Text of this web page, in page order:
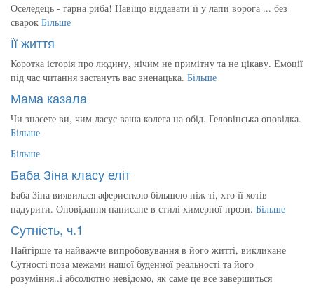
Оселедець - гарна риба! Навіщо віддавати її у лапи ворога ... без
сварок Більше
Її життя
Коротка історія про людину, нічим не примітну та не цікаву. Емоції
під час читання застануть вас зненацька. Більше
Мама казала
Чи знаєете ви, чим ласує ваша колега на обід. Геловінська оповідка.
Більше
Більше
Баба Зіна класу еліт
Баба Зіна виявилася аферисткою більшою ніж ті, хто її хотів
надурити. Оповідання написане в стилі химерної прози. Більше
Сутність, ч.1
Найгірше та найважче випробовування в його житті, викликане
Сутності поза межами нашої буденної реальності та його
розуміння..і абсолютно невідомо, як саме це все завершиться